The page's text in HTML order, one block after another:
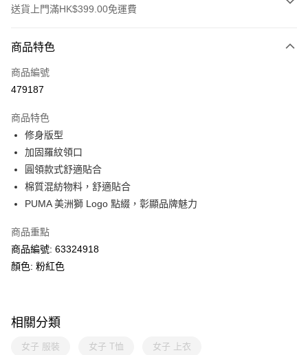
送貨上門滿HK$399.00免運費
信用卡
線上付款
Alipay, PayMe, WeChat Pay, UnionPay, FPS
送貨方式
單筆訂單淨值滿$399可享免運費優惠
每筆HK$30.00，滿HK$399.00或以上免運費
滿$599可享澳門免運費優惠
商品特色
商品編號
479187
商品特色
修身版型
加固羅紋領口
圓領款式舒適貼合
棉質混紡物料，舒適貼合
PUMA 美洲獅 Logo 點綴，彰顯品牌魅力
商品重點
商品編號: 63324918
顏色: 粉紅色
相關分類
女子 服裝 女子 T恤 女子 上衣